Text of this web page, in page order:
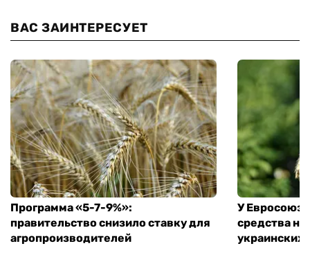
ВАС ЗАИНТЕРЕСУЕТ
Программа «5-7-9%»:
правительство снизило ставку для
агропроизводителей
У
средства